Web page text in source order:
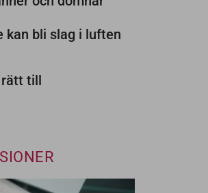
kan bli slag i luften
rätt till